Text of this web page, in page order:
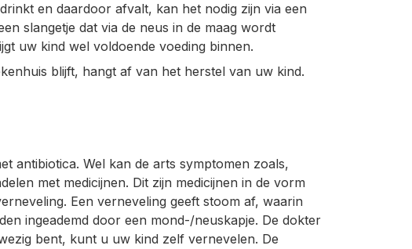
en daardoor afvalt, kan het nodig zijn via een
slangetje dat via de neus in de maag wordt
uw kind wel voldoende voeding binnen.
blijft, hangt af van het herstel van uw kind.
antibiotica. Wel kan de arts symptomen zoals,
met medicijnen. Dit zijn medicijnen in de vorm
Een verneveling geeft stoom af, waarin
ingeademd door een mond-/neuskapje. De dokter
bent, kunt u uw kind zelf vernevelen. De